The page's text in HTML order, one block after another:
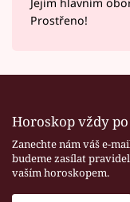
Prostřeno!
Horoskop vždy
Zanechte nám váš e-
budeme zasílat
vaším horoskopem.